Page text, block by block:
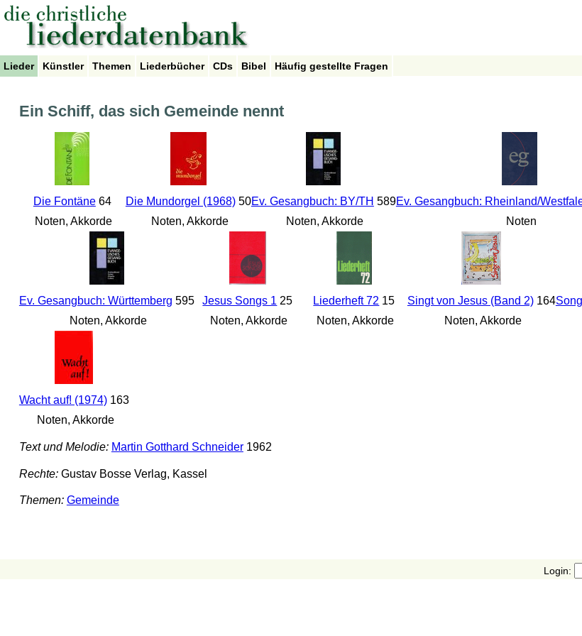
Lieder Künstler Themen Liederbücher CDs Bibel Häufig gestellte Fragen
Ein Schiff, das sich Gemeinde nennt
Die Fontäne64
Noten, Akkorde
Die Mundorgel (1968)50
Noten, Akkorde
Ev. Gesangbuch: BY/TH 589
Noten, Akkorde
Ev. Gesangbuch: Rheinland/
Noten
Ev. Gesangbuch: Württemberg 595
Noten, Akkorde
Jesus Songs 1 25
Noten, Akkorde
Liederheft 72 15
Noten, Akkorde
Singt von Jesus (Band 2)164
Noten, Akkorde
Wacht auf! (1974)163
Noten, Akkorde
Text und Melodie: Martin Gotthard Schneider1962
Rechte:Gustav Bosse Verlag, Kassel
Themen: Gemeinde
Login: